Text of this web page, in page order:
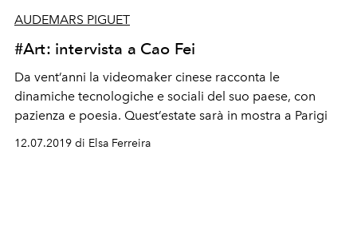
AUDEMARS PIGUET
#Art: intervista a Cao Fei
Da vent’anni la videomaker cinese racconta le
dinamiche tecnologiche e sociali del suo paese, con
pazienza e poesia. Quest’estate sarà in mostra a Parigi
12.07.2019 di Elsa Ferreira